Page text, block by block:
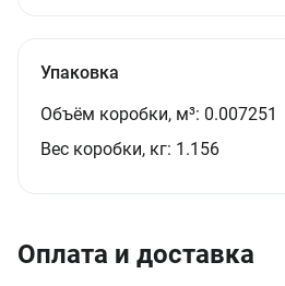
Упаковка
Объём коробки, м³: 0.007251
Вес коробки, кг: 1.156
Оплата и доставка